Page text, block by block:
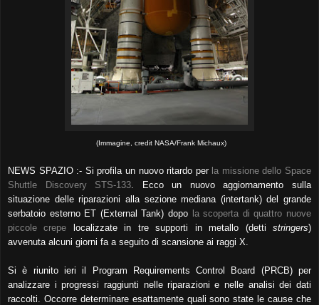
(Immagine, credit NASA/Frank Michaux)
NEWS SPAZIO :- Si profila un nuovo ritardo per la missione dello Space
Shuttle Discovery STS-133 . Ecco un nuovo aggiornamento sulla
situazione delle riparazioni alla sezione mediana (intertank) del grande
serbatoio esterno ET (External Tank) dopo la scoperta di quattro nuove
piccole crepe localizzate in tre supporti in metallo (dettistringers)
avvenuta alcuni giorni fa a seguito di scansione ai raggi X.
Si è riunito ieri il Program Requirements Control Board (PRCB) per
analizzare i progressi raggiunti nelle riparazioni e nelle analisi dei dati
raccolti. Occorre determinare esattamente quali sono state le cause che